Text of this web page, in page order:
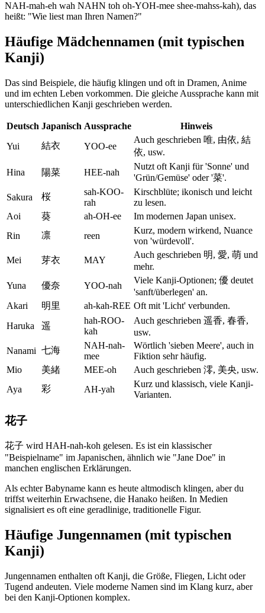
NAH-mah-eh wah NAHN toh oh-YOH-mee shee-mahss-kah), das
heißt: "Wie liest man Ihren Namen?"
Häufige Mädchennamen (mit typischen
Kanji)
Das sind Beispiele, die häufig klingen und oft in Dramen, Anime
und im echten Leben vorkommen. Die gleiche Aussprache kann mit
unterschiedlichen Kanji geschrieben werden.
Deutsch Japanisch Aussprache
Hinweis
Yui
結衣 YOO-ee
Auch geschrieben 唯, 由依, 結
依, usw.
Hina
陽菜 HEE-nah
Nutzt oft Kanji für 'Sonne' und
'Grün/Gemüse' oder '菜'.
Sakura
桜
sah-KOO-
rah
Kirschblüte; ikonisch und leicht
zu lesen.
Aoi
葵 ah-OH-ee
Im modernen Japan unisex.
Rin
凛 reen
Kurz, modern wirkend, Nuance
von 'würdevoll'.
Mei
芽衣 MAY
Auch geschrieben 明, 愛, 萌 und
mehr.
Yuna
優奈 YOO-nah
Viele Kanji-Optionen; 優 deutet
'sanft/überlegen' an.
Akari
明里 ah-kah-REE Oft mit 'Licht' verbunden.
Haruka
遥
hah-ROO-
kah
Auch geschrieben 遥香, 春香,
usw.
Nanami 七海
NAH-nah-
mee
Wörtlich 'sieben Meere', auch in
Fiktion sehr häufig.
Mio
美緒 MEE-oh
Auch geschrieben 澪, 美央, usw.
Aya
彩 AH-yah
Kurz und klassisch, viele Kanji-
Varianten.
花子
花子 wird HAH-nah-koh gelesen. Es ist ein klassischer
"Beispielname" im Japanischen, ähnlich wie "Jane Doe" in
manchen englischen Erklärungen.
Als echter Babyname kann es heute altmodisch klingen, aber du
triffst weiterhin Erwachsene, die Hanako heißen. In Medien
signalisiert es oft eine geradlinige, traditionelle Figur.
Häufige Jungennamen (mit typischen
Kanji)
Jungennamen enthalten oft Kanji, die Größe, Fliegen, Licht oder
Tugend andeuten. Viele moderne Namen sind im Klang kurz, aber
bei den Kanji-Optionen komplex.